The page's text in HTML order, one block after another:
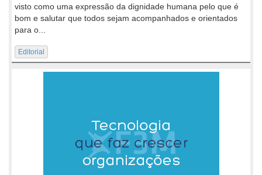
visto como uma expressão da dignidade humana pelo que é
bom e salutar que todos sejam acompanhados e orientados
para o...
Editorial